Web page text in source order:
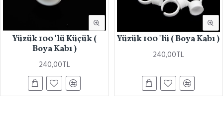
Yüzük 100 'lü Küçük (
Boya Kabı )
240,00TL
Yüzük 100 'lü ( Boya Kabı )
240,00TL